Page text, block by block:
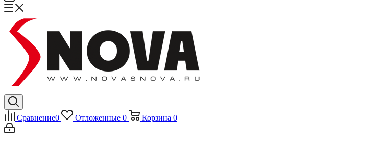
Сравнение0 Отложенные 0 Корзина 0